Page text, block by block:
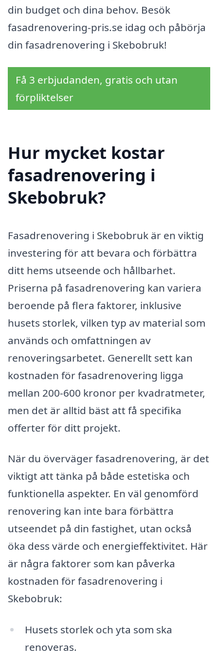
din budget och dina behov. Besök
fasadrenovering-pris.se idag och påbörja
din fasadrenovering i Skebobruk!
Få 3 erbjudanden, gratis och utan
förpliktelser
Hur mycket kostar
fasadrenovering i
Skebobruk?
Fasadrenovering i Skebobruk är en viktig
investering för att bevara och förbättra
ditt hems utseende och hållbarhet.
Priserna på fasadrenovering kan variera
beroende på flera faktorer, inklusive
husets storlek, vilken typ av material som
används och omfattningen av
renoveringsarbetet. Generellt sett kan
kostnaden för fasadrenovering ligga
mellan 200-600 kronor per kvadratmeter,
men det är alltid bäst att få specifika
offerter för ditt projekt.
När du överväger fasadrenovering, är det
viktigt att tänka på både estetiska och
funktionella aspekter. En väl genomförd
renovering kan inte bara förbättra
utseendet på din fastighet, utan också
öka dess värde och energieffektivitet. Här
är några faktorer som kan påverka
kostnaden för fasadrenovering i
Skebobruk:
Husets storlek och yta som ska
renoveras.